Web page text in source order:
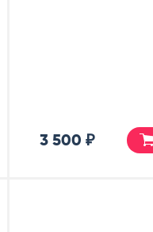
3 500 ₽